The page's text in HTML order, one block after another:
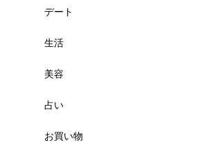
デート
生活
美容
占い
お買い物